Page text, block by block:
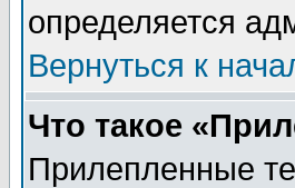
определяется
Вернуться к
Что такое
Прилепленные